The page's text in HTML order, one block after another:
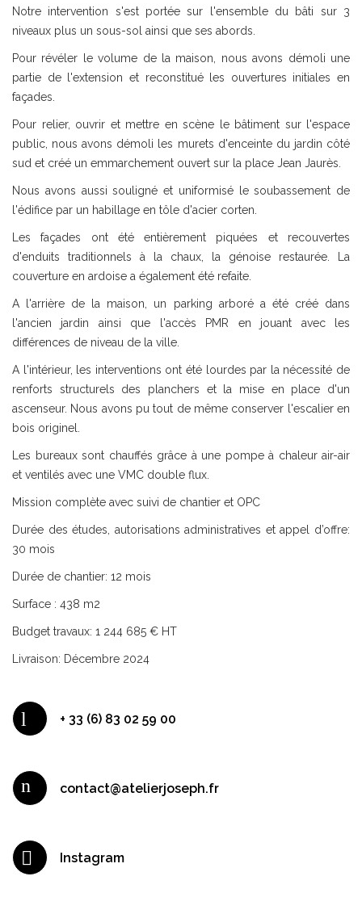
Notre intervention s'est portée sur l'ensemble du bâti sur 3
niveaux plus un sous-sol ainsi que ses abords.
Pour révéler le volume de la maison, nous avons démoli une
partie de l'extension et reconstitué les ouvertures initiales en
façades.
Pour relier, ouvrir et mettre en scène le bâtiment sur l'espace
public, nous avons démoli les murets d'enceinte du jardin côté
sud et créé un emmarchement ouvert sur la place Jean Jaurès.
Nous avons aussi souligné et uniformisé le soubassement de
l'édifice par un habillage en tôle d'acier corten.
Les façades ont été entièrement piquées et recouvertes
d'enduits traditionnels à la chaux, la génoise restaurée. La
couverture en ardoise a également été refaite.
A l'arrière de la maison, un parking arboré a été créé dans
l'ancien jardin ainsi que l'accès PMR en jouant avec les
différences de niveau de la ville.
A l'intérieur, les interventions ont été lourdes par la nécessité de
renforts structurels des planchers et la mise en place d'un
ascenseur. Nous avons pu tout de même conserver l'escalier en
bois originel.
Les bureaux sont chauffés grâce à une pompe à chaleur air-air
et ventilés avec une VMC double flux.
Mission complète avec suivi de chantier et OPC
Durée des études, autorisations administratives et appel d’offre:
30 mois
Durée de chantier: 12 mois
Surface : 438 m2
Budget travaux: 1 244 685 € HT
Livraison: Décembre 2024
+ 33 (6) 83 02 59 00
contact@atelierjoseph.fr
Instagram